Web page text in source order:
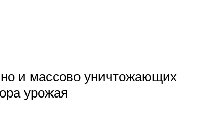
и массово уничтожающих
урожая